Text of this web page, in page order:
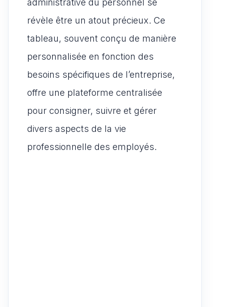
administrative du personnel se
révèle être un atout précieux. Ce
tableau, souvent conçu de manière
personnalisée en fonction des
besoins spécifiques de l’entreprise,
offre une plateforme centralisée
pour consigner, suivre et gérer
divers aspects de la vie
professionnelle des employés.